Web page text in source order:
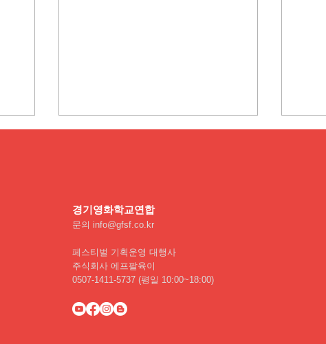
터 명단에 일부 변동이 있음을 알
려드립니다. 변동 전 Section 3 성
결대학교 류훈 교수님 Section 4
서울예술대학교 소재영 교수님 변
동 후 Section 3...
경기영화학교연합
문의 info@gfsf.co.kr
페스티벌 기획운영 대행사
주식회사 에프팔육이
0507-1411-5737 (평일 10:00~18:00)